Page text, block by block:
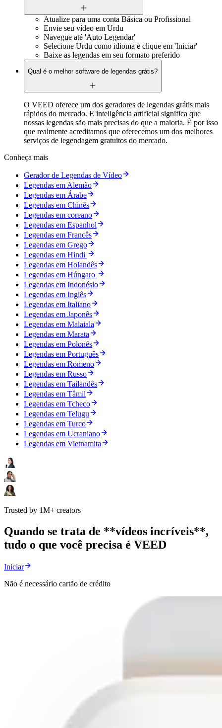
Atualize para uma conta Básica ou Profissional
Envie seu vídeo em Urdu
Navegue até 'Auto Legendar'
Selecione Urdu como idioma e clique em 'Iniciar'
Baixe as legendas em seu formato preferido
Qual é o melhor software de legendas grátis?
O VEED oferece um dos geradores de legendas grátis mais
rápidos do mercado. E inteligência artificial significa que
nossas legendas são mais precisas do que a maioria. É por isso
que realmente acreditamos que oferecemos um dos melhores
serviços de legendagem gratuitos do mercado.
Conheça mais
Gerador de Legendas de Vídeo
Legendas em Alemão
Legendas em Árabe
Legendas em Chinês
Legendas em coreano
Legendas em Espanhol
Legendas em Francês
Legendas em Grego
Legendas em Hindi
Legendas em Holandês
Legendas em Húngaro
Legendas em Indonésio
Legendas em Inglês
Legendas em Italiano
Legendas em Japonês
Legendas em Malaiala
Legendas em Marata
Legendas em Polonês
Legendas em Português
Legendas em Romeno
Legendas em Russo
Legendas em Tailandês
Legendas em Tâmil
Legendas em Tcheco
Legendas em Telugu
Legendas em Turco
Legendas em Ucraniano
Legendas em Vietnamita
Trusted by 1M+ creators
Quando se trata de **vídeos incríveis**,
tudo o que você precisa é VEED
Iniciar
Não é necessário cartão de crédito